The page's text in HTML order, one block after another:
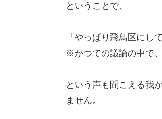
ということで、
「やっぱり飛鳥区にし
※かつての議論の中で
という声も聞こえる我
ません。